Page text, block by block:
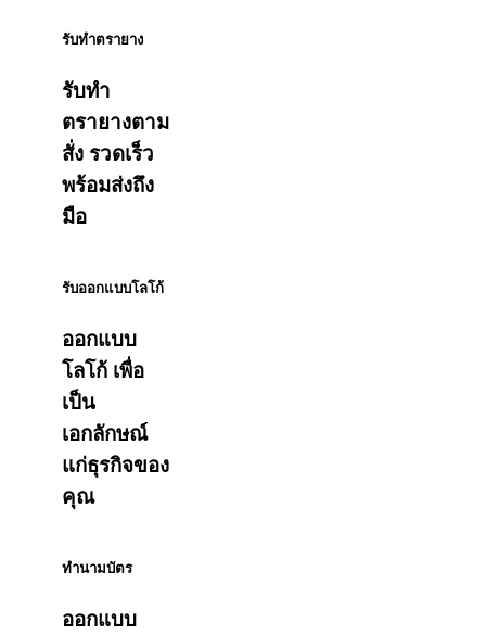
รับทำตรายาง
รับทำ
ตรายางตาม
สั่ง รวดเร็ว
พร้อมส่งถึง
มือ
รับออกแบบโลโก้
ออกแบบ
โลโก้ เพื่อ
เป็น
เอกลักษณ์
แก่ธุรกิจของ
คุณ
ทำนามบัตร
ออกแบบ